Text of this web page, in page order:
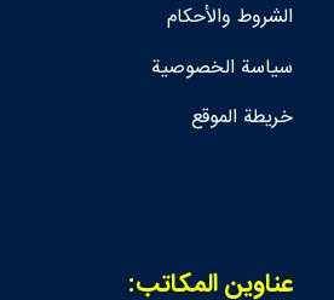
الشروط والأحكام
سياسة الخصوصية
خريطة الموقع
عناوين المكاتب: